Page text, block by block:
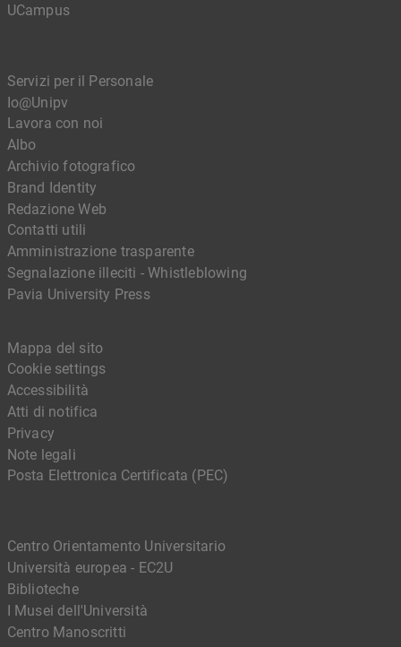
UCampus
Servizi per il Personale
Io@Unipv
Lavora con noi
Albo
Archivio fotografico
Brand Identity
Redazione Web
Contatti utili
Amministrazione trasparente
Segnalazione illeciti - Whistleblowing
Pavia University Press
Centro Orientamento Universitario
Università europea - EC2U
Biblioteche
I Musei dell'Università
Centro Manoscritti
Mappa del sito
Cookie settings
Accessibilità
Atti di notifica
Privacy
Note legali
Posta Elettronica Certificata (PEC)